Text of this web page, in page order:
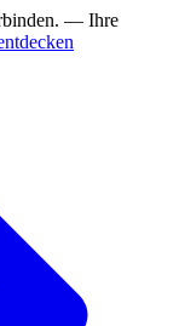
— Ihre